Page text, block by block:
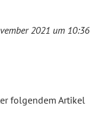
2021 um 10:36
folgendem Artikel